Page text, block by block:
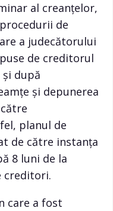
al creanțelor,
de
a judecătorului
de creditorul
după
și depunerea
planul de
de către instanța
8 luni de la
creditori.
care a fost